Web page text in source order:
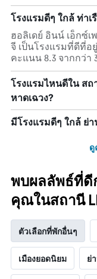
โรงแรมดีๆ ใกล้ ท่า
ฮอลิเดย์ อินน์ เอ็กซ์เ
จี เป็นโรงแรมที่ดีที่อ
คะแนน 8.3 จากกว่า
โรงแรมไหนดีใน สถ
หาดเฉวง?
มีโรงแรมดีๆ ใกล้ ย่
ดู
พบผลลัพธ์ที่ดี
คุณในสถานี
ตัวเลือกที่พักอื่นๆ
เมืองยอดนิยม ย่